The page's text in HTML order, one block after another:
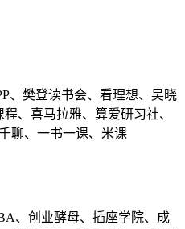
、樊登读书会、看理想、吴晓
、喜马拉雅、算爱研习社、
聊、一书一课、米课
、创业酵母、插座学院、成